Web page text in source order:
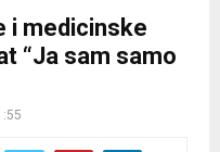
i medicinske
“Ja sam samo